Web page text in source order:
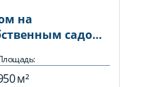
на
садом
м²